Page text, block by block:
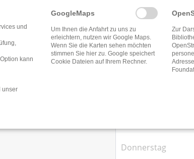
Montag
Donnerstag
und
kann
unser
GoogleMaps
Um Ihnen die Anfahrt zu uns zu
erleichtern, nutzen wir Google Maps.
Wenn Sie die Karten sehen möchten
stimmen Sie hier zu. Google speichert
Cookie Dateien auf Ihrem Rechner.
Zur